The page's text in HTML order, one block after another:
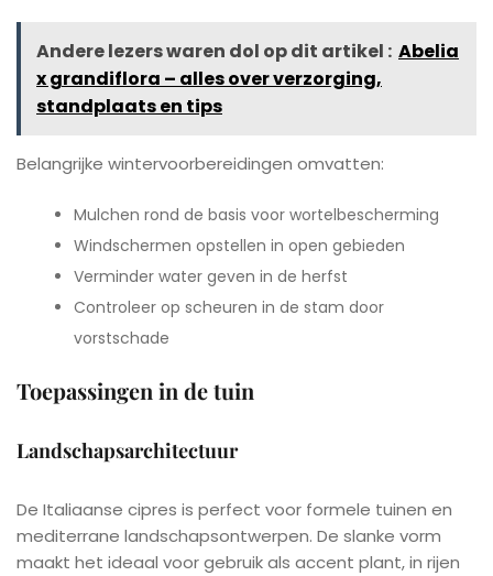
Andere lezers waren dol op dit artikel : Abelia
x grandiflora – alles over verzorging,
standplaats en tips
Belangrijke wintervoorbereidingen omvatten:
Mulchen rond de basis voor wortelbescherming
Windschermen opstellen in open gebieden
Verminder water geven in de herfst
Controleer op scheuren in de stam door
vorstschade
Toepassingen in de tuin
Landschapsarchitectuur
De Italiaanse cipres is perfect voor formele tuinen en
mediterrane landschapsontwerpen. De slanke vorm
maakt het ideaal voor gebruik als accent plant, in rijen